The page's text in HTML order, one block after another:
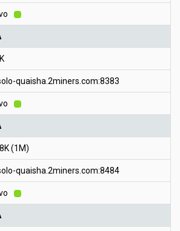
quaisha.2miners.com:8383
(1M)
quaisha.2miners.com:8484